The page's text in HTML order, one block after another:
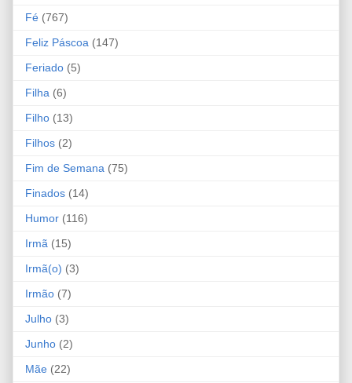
Fé (767)
Feliz Páscoa (147)
Feriado (5)
Filha (6)
Filho (13)
Filhos (2)
Fim de Semana (75)
Finados (14)
Humor (116)
Irmã (15)
Irmã(o) (3)
Irmão (7)
Julho (3)
Junho (2)
Mãe (22)